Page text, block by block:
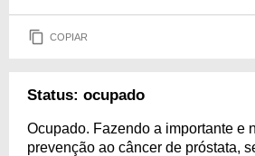
COPIAR
Status: ocupado
Ocupado. Fazendo a importante e
prevenção ao câncer de próstata,